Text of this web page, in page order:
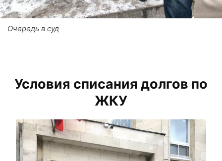
Очередь в суд
Условия списания долгов по
ЖКУ